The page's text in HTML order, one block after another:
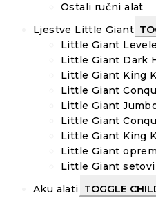
Ostali ručni alat
Ljestve Little Giant
Little Giant
Little Giant Dark
Little Giant King
Little Giant
Little Giant
Little Giant
Little Giant King
Little Giant
Little Giant setovi
Aku alati TOGGLE